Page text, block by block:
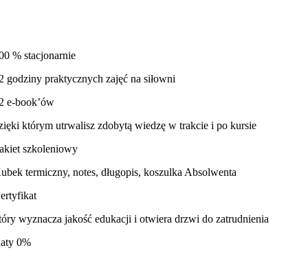
% stacjonarnie
godziny praktycznych zajęć na siłowni
e-book’ów
którym utrwalisz zdobytą wiedzę w trakcie i po kursie
szkoleniowy
termiczny, notes, długopis, koszulka Absolwenta
wyznacza jakość edukacji i otwiera drzwi do zatrudnienia
0%